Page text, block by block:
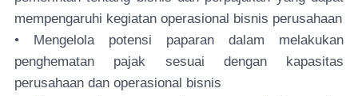
mempengaruhi kegiatan operasional bisnis perusahaan
• Mengelola potensi paparan dalam melakukan
penghematan pajak sesuai dengan kapasitas
perusahaan dan operasional bisnis